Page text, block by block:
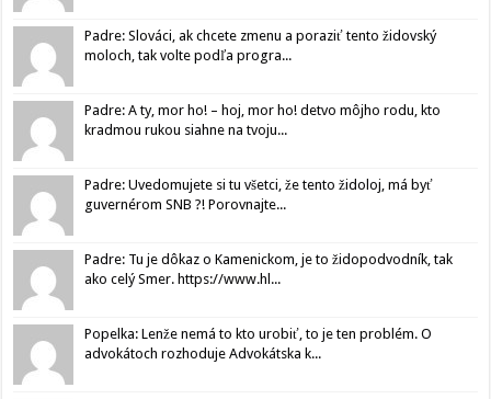
Padre: Slováci, ak chcete zmenu a poraziť tento židovský
moloch, tak volte podľa progra...
Padre: A ty, mor ho! – hoj, mor ho! detvo môjho rodu, kto
kradmou rukou siahne na tvoju...
Padre: Uvedomujete si tu všetci, že tento židoloj, má byť
guvernérom SNB ?! Porovnajte...
Padre: Tu je dôkaz o Kamenickom, je to židopodvodník, tak
ako celý Smer. https://www.hl...
Popelka: Lenže nemá to kto urobiť, to je ten problém. O
advokátoch rozhoduje Advokátska k...